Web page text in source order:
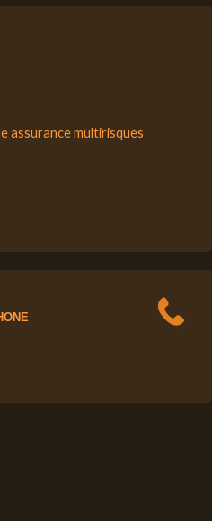
assurance multirisques